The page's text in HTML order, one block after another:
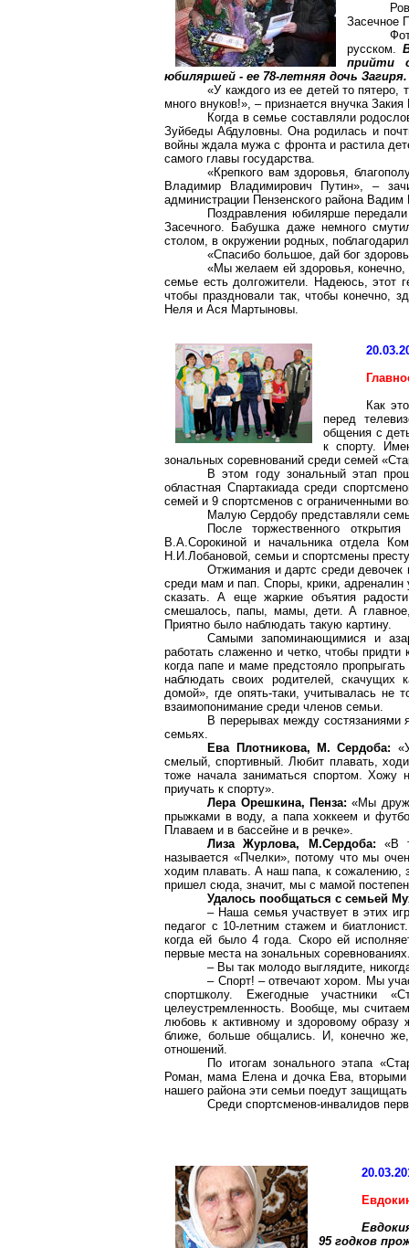
Засечное
русском.
прийти
юбиляршей - ее 78-летняя дочь
«У каждого из ее детей то пятеро,
много внуков!», – признается внучка
Когда в семье составляли
Зуйбеды Абдуловны. Она родилась и
войны ждала мужа с фронта и растила
самого главы государства.
«Крепкого вам здоровья,
Владимир Владимирович Путин», –
администрации Пензенского района Вадим
Поздравления юбилярше
Засечного. Бабушка даже немного
столом, в окружении родных,
«Спасибо большое, дай бог
«Мы желаем ей здоровья,
семье есть долгожители. Надеюсь, этот
чтобы праздновали так, чтобы конечно,
Неля и Ася Мартыновы.
Как
перед
общения с
к спорту.
зональных соревнований среди семей
В этом году зональный этап
областная Спартакиада среди
семей и 9 спортсменов с ограниченными
Малую Сердобу представляли
После торжественного
В.А.Сорокиной и начальника отдела
Н.И.Лобановой, семьи и спортсмены
Отжимания и дартс среди девочек
среди мам и пап. Споры, крики, адреналин
сказать. А еще жаркие объятия
смешалось, папы, мамы, дети. А
Приятно было наблюдать такую картину.
Самыми запоминающимися и
работать слаженно и четко, чтобы
когда папе и маме предстояло
наблюдать своих родителей,
домой», где опять-таки, учитывалась не
взаимопонимание среди членов семьи.
В перерывах между состязаниями
семьях.
Ева Плотникова, М. Сердоба:
смелый, спортивный. Любит плавать,
тоже начала заниматься спортом.
приучать к спорту».
Лера Орешкина, Пенза: «Мы
прыжками в воду, а папа хоккеем и
Плаваем и в бассейне и в речке».
Лиза Журлова, М.Сердоба: «В
называется «Пчелки», потому что мы
ходим плавать. А наш папа, к сожалению,
пришел сюда, значит, мы с мамой
Удалось пообщаться с семьей
– Наша семья участвует в этих
педагог с 10-летним стажем и
когда ей было 4 года. Скоро ей
первые места на зональных
– Вы так молодо выглядите,
– Спорт! – отвечают хором. Мы
спортшколу. Ежегодные участники
целеустремленность. Вообще, мы
любовь к активному и здоровому
ближе, больше общались. И, конечно же,
отношений.
По итогам зонального этапа
Роман, мама Елена и дочка Ева,
нашего района эти семьи поедут
Среди спортсменов-инвалидов
95 годков